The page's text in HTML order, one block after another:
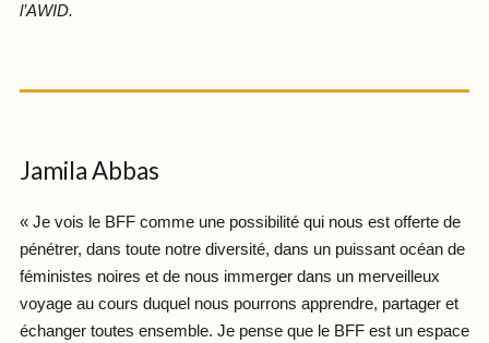
l’AWID.
Jamila Abbas
« Je vois le BFF comme une possibilité qui nous est offerte de
pénétrer, dans toute notre diversité, dans un puissant océan de
féministes noires et de nous immerger dans un merveilleux
voyage au cours duquel nous pourrons apprendre, partager et
échanger toutes ensemble. Je pense que le BFF est un espace